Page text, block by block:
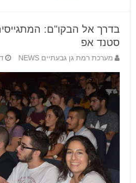
בדרך אל הבקו"ם:
סטנד אפ
מערכת רמת גן גבעתיים NEWS